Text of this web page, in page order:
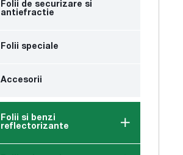
Folii de securizare si
antiefractie
Folii speciale
Accesorii
Folii si benzi
reflectorizante